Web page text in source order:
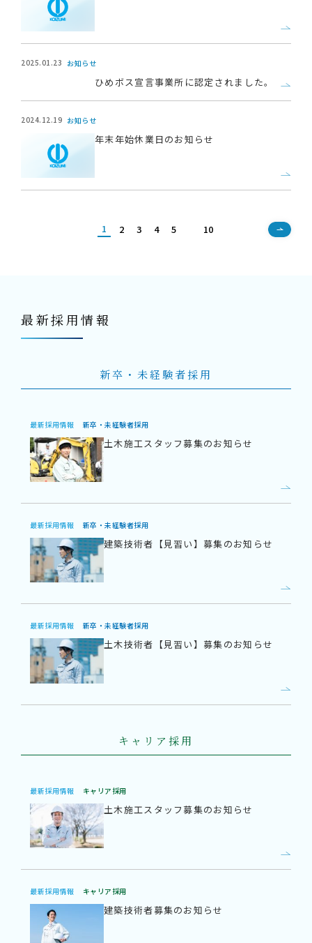
2025.01.23 お知らせ
ひめボス宣言事業所に認定されました。
2024.12.19 お知らせ
年末年始休業日のお知らせ
1 2 3 4 5 10
最新採⽤情報
新卒・未経験者採用
最新採⽤情報 新卒・未経験者採用
土木施工スタッフ募集のお知らせ
最新採⽤情報 新卒・未経験者採用
建築技術者【見習い】募集のお知らせ
最新採⽤情報 新卒・未経験者採用
土木技術者【見習い】募集のお知らせ
キャリア採用
最新採⽤情報 キャリア採用
土木施工スタッフ募集のお知らせ
最新採⽤情報 キャリア採用
建築技術者募集のお知らせ